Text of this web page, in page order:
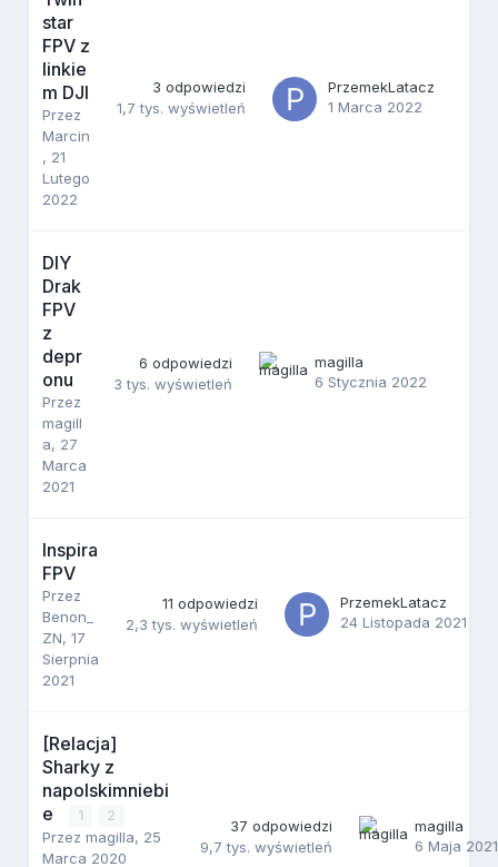
star
FPV z
linkie
m DJI
Przez
Marcin
, 21
Lutego
2022
3 odpowiedzi
1,7 tys. wyświetleń
PrzemekLatacz
1 Marca 2022
DIY
Drak
FPV
z
depr
onu
Przez
magill
a, 27
Marca
2021
6 odpowiedzi
3 tys. wyświetleń
magilla
6 Stycznia 2022
Inspira
FPV
Przez
Benon_
ZN,17
Sierpnia
2021
11 odpowiedzi
2,3 tys. wyświetleń
PrzemekLatacz
24 Listopada 2021
[Relacja]
Sharky z
napolskimniebi
e
1 2
Przezmagilla, 25
Marca 2020
37 odpowiedzi
9,7 tys. wyświetleń
magilla
6 Maja 2021